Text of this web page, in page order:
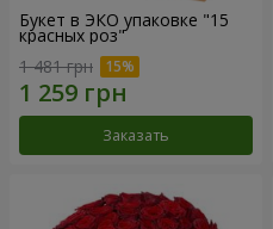
Букет в ЭКО упаковке "15
красных роз"
1 481 грн
Заказать